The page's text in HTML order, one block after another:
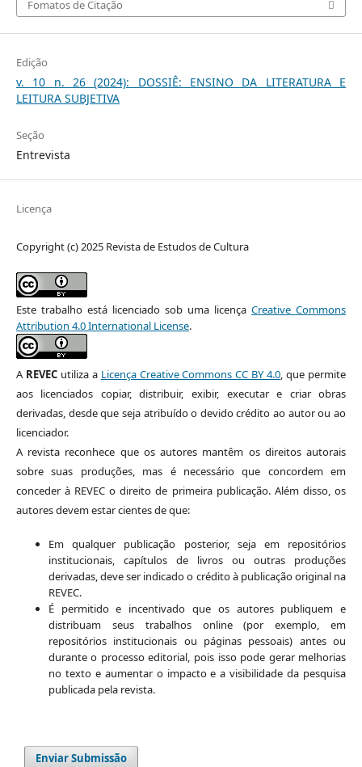
Fomatos de Citação
Edição
v. 10 n. 26 (2024): DOSSIÊ: ENSINO DA LITERATURA E
LEITURA SUBJETIVA
Seção
Entrevista
Licença
Copyright (c) 2025 Revista de Estudos de Cultura
Este trabalho está licenciado sob uma licençaCreative Commons
Attribution 4.0 International License.
A REVECutiliza a Licença Creative Commons CC BY 4.0, que permite
aos licenciados copiar, distribuir, exibir, executar e criar obras
derivadas, desde que seja atribuído o devido crédito ao autor ou ao
licenciador.
A revista reconhece que os autores mantêm os direitos autorais
sobre suas produções, mas é necessário que concordem em
conceder à REVEC o direito de primeira publicação. Além disso, os
autores devem estar cientes de que:
Em qualquer publicação posterior, seja em repositórios
institucionais, capítulos de livros ou outras produções
derivadas, deve ser indicado o crédito à publicação original na
REVEC.
É permitido e incentivado que os autores publiquem e
distribuam seus trabalhos online (por exemplo, em
repositórios institucionais ou páginas pessoais) antes ou
durante o processo editorial, pois isso pode gerar melhorias
no texto e aumentar o impacto e a visibilidade da pesquisa
publicada pela revista.
Enviar Submissão